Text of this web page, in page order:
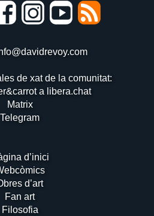
de xat de la comunitat:
a libera.chat
Matrix
Telegram
d’inici
d’art
Fan art
Filosofia